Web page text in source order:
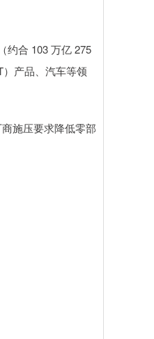
约合 103 万亿 275
产品、汽车等领
施压要求降低零部